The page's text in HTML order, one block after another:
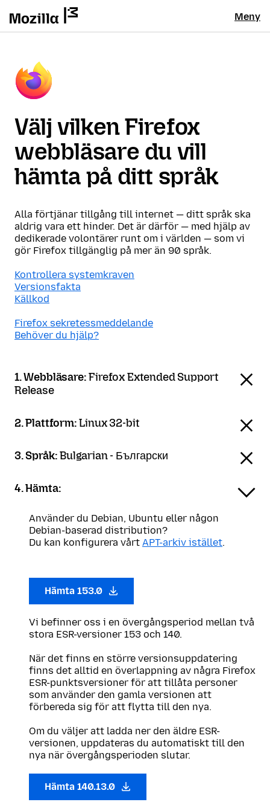
Meny
Välj vilken Firefox
webbläsare du vill
hämta på ditt språk
Alla förtjänar tillgång till internet — ditt språk ska
aldrig vara ett hinder. Det är därför — med hjälp av
dedikerade volontärer runt om i världen — som vi
gör Firefox tillgänglig på mer än 90 språk.
Kontrollera systemkraven
Versionsfakta
Källkod
Firefox sekretessmeddelande
Behöver du hjälp?
1. Webbläsare:Firefox Extended Support
Release
2. Plattform:Linux 32-bit
3. Språk:Bulgarian - Български
4. Hämta:
Använder du Debian, Ubuntu eller någon
Debian-baserad distribution?
Du kan konfigurera vårt APT-arkiv istället.
Hämta 153.0
Vi befinner oss i en övergångsperiod mellan två
stora ESR-versioner 153 och 140.
När det finns en större versionsuppdatering
finns det alltid en överlappning av några Firefox
ESR-punktsversioner för att tillåta personer
som använder den gamla versionen att
förbereda sig för att flytta till den nya.
Om du väljer att ladda ner den äldre ESR-
versionen, uppdateras du automatiskt till den
nya när övergångsperioden slutar.
Hämta 140.13.0